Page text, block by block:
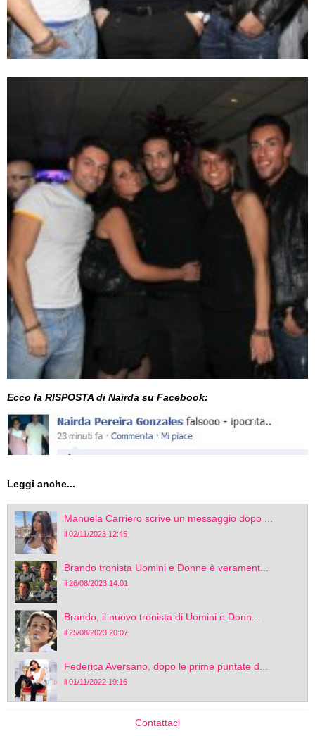
Ecco la RISPOSTA di Nairda su Facebook:
Leggi anche...
Manuela Carriero scrive un messaggio dopo ...
il 02/11/2023 12:45
Brando tronista Uomini e Donne è verament...
il 26/08/2023 14:01
Brando, il nuovo tronista di Uomini e Donn...
il 25/08/2023 20:07
Federica Aversano, dopo le prime puntate d...
il 01/11/2022 19:16
Contattaci